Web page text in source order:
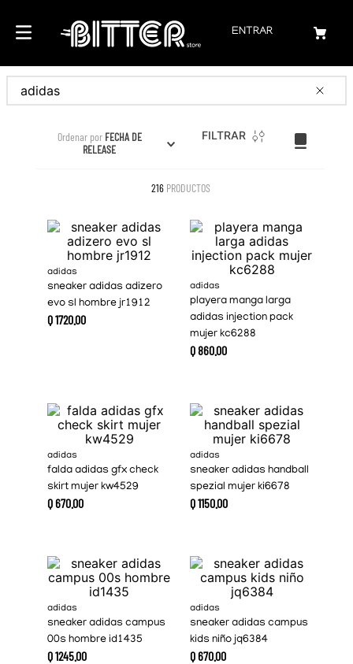
ENTRAR
Buscar
Ordenar por FECHA DE
RELEASE
FILTRAR
216 PRODUCTOS
adidas
sneaker adidas adizero
evo sl hombre jr1912
Q1720.00
adidas
playera manga larga
adidas injection pack
mujer kc6288
Q860.00
adidas
falda adidas gfx check
skirt mujer kw4529
Q670.00
adidas
sneaker adidas handball
spezial mujer ki6678
Q1150.00
adidas
sneaker adidas campus
00s hombre id1435
Q1245.00
adidas
sneaker adidas campus
kids niño jq6384
Q670.00